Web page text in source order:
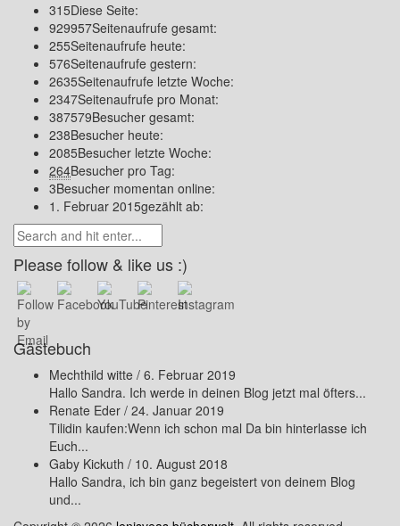
315Diese Seite:
929957Seitenaufrufe gesamt:
255Seitenaufrufe heute:
576Seitenaufrufe gestern:
2635Seitenaufrufe letzte Woche:
2347Seitenaufrufe pro Monat:
387579Besucher gesamt:
238Besucher heute:
2085Besucher letzte Woche:
264Besucher pro Tag:
3Besucher momentan online:
1. Februar 2015gezählt ab:
Please follow & like us :)
Gästebuch
Mechthild witte / 6. Februar 2019
Hallo Sandra. Ich werde in deinen Blog jetzt mal öfters...
Renate Eder / 24. Januar 2019
Tilidin kaufen:Wenn ich schon mal Da bin hinterlasse ich
Euch...
Gaby Kickuth / 10. August 2018
Hallo Sandra, ich bin ganz begeistert von deinem Blog
und...